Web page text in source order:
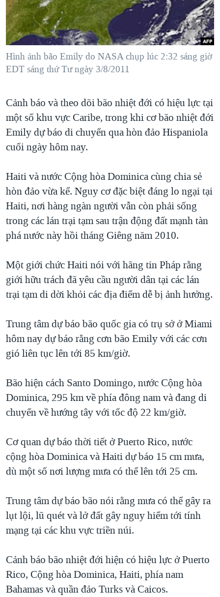
"Tìm"NGƯỜI VIỆT HẢI NGOẠI
ĐỜI SỐNG
KINH TẾ
VĂN HOÁ
THỂ THAO
GIÁO DỤC
TẠI
HÀNH TRÌNH BẦU CỬ 2024
MỘT NĂM CHIẾN TRANH TẠI DẢI GAZA
GIẢI MÃ VÀNH ĐAI & CON ĐƯỜNG
NGÀY TỊ NẠN THẾ GIỚI
GROUND ZERO – XƯA VÀ NAY
CHI PHÍ CHIẾN TRANH AFGHANISTAN
CÁC GIÁ TRỊ CỘNG HÒA Ở VIỆT NAM
TRỊNH VĨNH BÌNH VS. CHÍNH PHỦ VIỆT NAM
NGƯ DÂN VIỆT VÀ LÀN SÓNG TRỘM HẢI SÂM
BÊN KIA QUỐC LỘ: TIẾNG VỌNG TỪ NÔNG THÔN MỸ
QUAN HỆ VIỆT MỸ
VIDEO
NGHE
MẠNG XÃ HỘI
Ngôn ngữ khác
Hình ảnh bão Emily do NASA chụp lúc 2:32 sáng giờ
EDT sáng thứ Tư ngày 3/8/2011
Cảnh báo và theo dõi bão nhiệt đới có hiệu lực tại
một số khu vực Caribe, trong khi cơ bão nhiệt đới
Emily dự báo di chuyển qua hòn đảo Hispaniola
cuối ngày hôm nay.
Haiti và nước Cộng hòa Dominica cùng chia sẻ
hòn đảo vừa kể. Nguy cơ đặc biệt đáng lo ngại tại
Haiti, nơi hàng ngàn người vẫn còn phải sống
trong các lán trại tạm sau trận động đất mạnh tàn
phá nước này hồi tháng Giêng năm 2010.
Một giới chức Haiti nói với hãng tin Pháp rằng
giới hữu trách đã yêu cầu người dân tại các lán
trại tạm di dời khỏi các địa điểm dễ bị ảnh hưởng.
Trung tâm dự báo bão quốc gia có trụ sở ở Miami
hôm nay dự báo rằng cơn bão Emily với các cơn
gió liên tục lên tới 85 km/giờ.
Bão hiện cách Santo Domingo, nước Cộng hòa
Dominica, 295 km về phía đông nam và đang di
chuyển về hướng tây với tốc độ 22 km/giờ.
Cơ quan dự báo thời tiết ở Puerto Rico, nước
cộng hòa Dominica và Haiti dự báo 15 cm mưa,
dù một số nơi lượng mưa có thể lên tới 25 cm.
Trung tâm dự báo bão nói rằng mưa có thể gây ra
lụt lội, lũ quét và lở đất gây nguy hiểm tới tính
mạng tại các khu vực triền núi.
Cảnh báo bão nhiệt đới hiện có hiệu lực ở Puerto
Rico, Cộng hòa Dominica, Haiti, phía nam
Bahamas và quần đảo Turks và Caicos.